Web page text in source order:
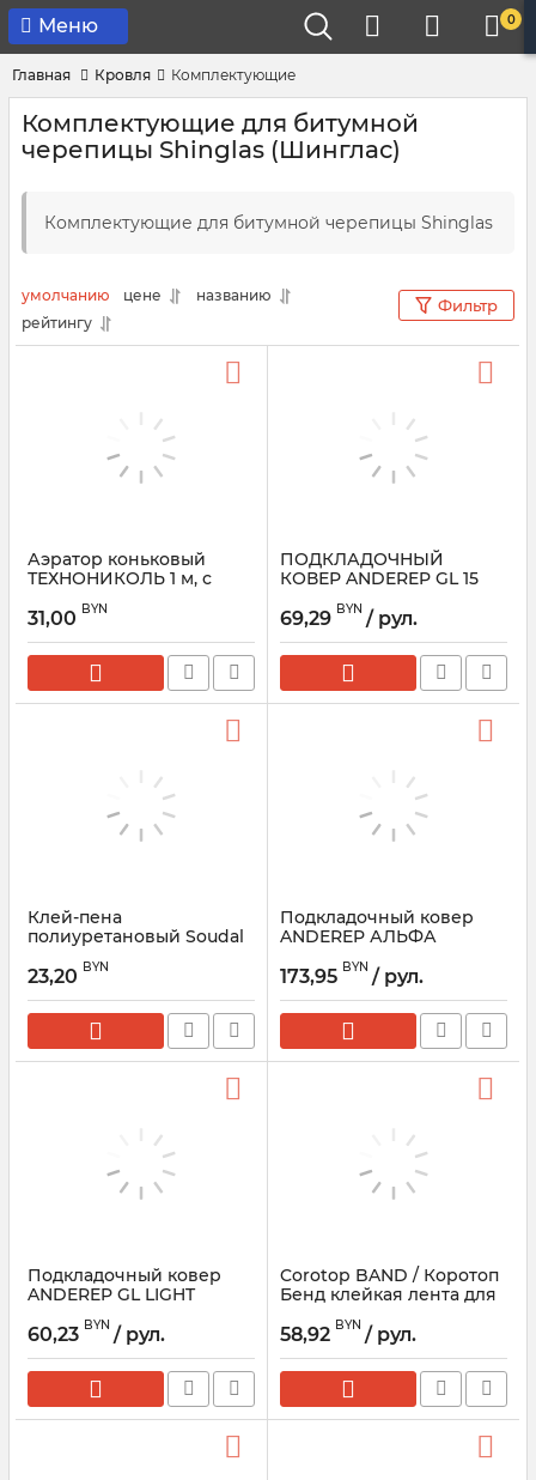
Меню 0
Главная Кровля Комплектующие
Комплектующие для битумной
черепицы Shinglas (Шинглас)
Комплектующие для битумной черепицы Shinglas
умолчанию цене
названию
рейтингу
Фильтр
Аэратор коньковый
ТЕХНОНИКОЛЬ 1 м, с
Артикул:
31,00 BYN
ПОДКЛАДОЧНЫЙ
КОВЕР ANDEREP GL 15
69,29 BYN / рул.
Клей-пена
полиуретановый Soudal
750 мл
23,20 BYN
Подкладочный ковер
ANDEREP АЛЬФА
173,95 BYN / рул.
Подкладочный ковер
ANDEREP GL LIGHT
60,23 BYN / рул.
Corotop BAND / Коротоп
Бенд клейкая лента для
25м
58,92 BYN / рул.